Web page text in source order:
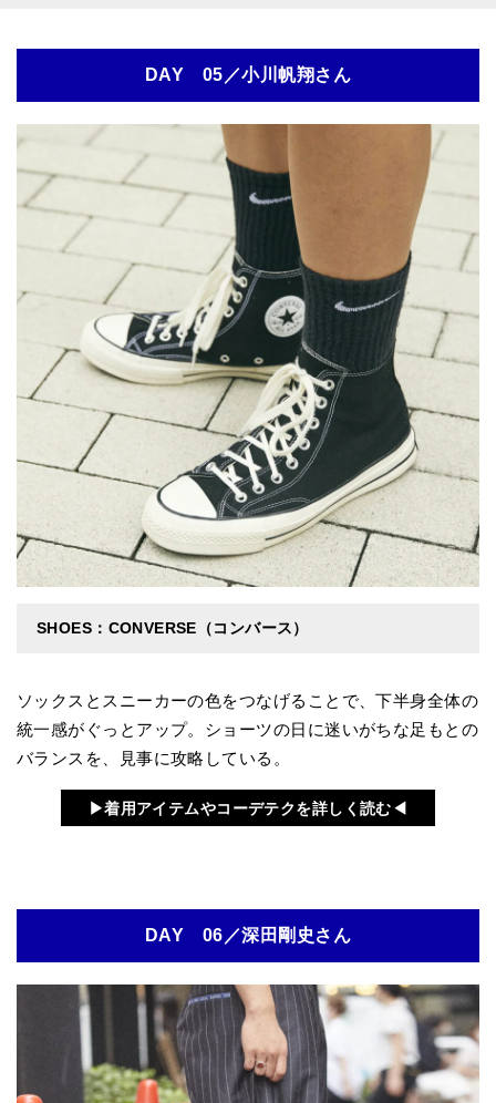
DAY 05／小川帆翔さん
SHOES：CONVERSE（コンバース）
ソックスとスニーカーの色をつなげることで、下半身全体の
統一感がぐっとアップ。ショーツの日に迷いがちな足もとの
バランスを、見事に攻略している。
▶︎着用アイテムやコーデテクを詳しく読む◀︎
DAY 06／深田剛史さん